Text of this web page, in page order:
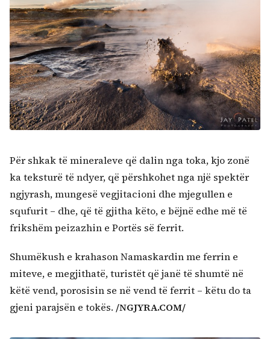
Për shkak të mineraleve që dalin nga toka, kjo zonë
ka teksturë të ndyer, që përshkohet nga një spektër
ngjyrash, mungesë vegjitacioni dhe mjegullen e
squfurit – dhe, që të gjitha këto, e bëjnë edhe më të
frikshëm peizazhin e Portës së ferrit.
Shumëkush e krahason Namaskardin me ferrin e
miteve, e megjithatë, turistët që janë të shumtë në
këtë vend, porosisin se në vend të ferrit – këtu do ta
gjeni parajsën e tokës. /NGJYRA.COM/